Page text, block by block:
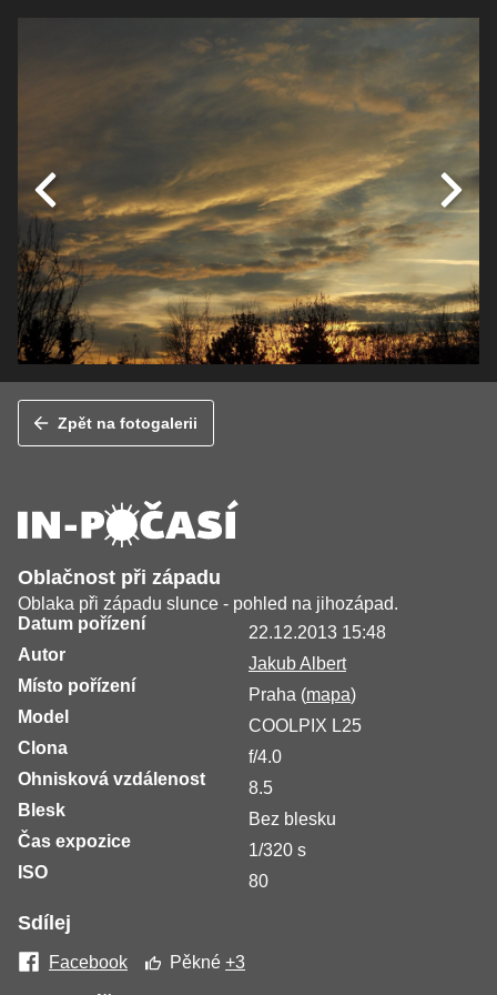
Zpět na fotogalerii
Oblačnost při západu
Oblaka při západu slunce - pohled na jihozápad.
Datum pořízení
22.12.2013 15:48
Autor
Jakub Albert
Místo pořízení
Praha (mapa)
Model
COOLPIX L25
Clona
f/4.0
Ohnisková vzdálenost
8.5
Blesk
Bez blesku
Čas expozice
1/320 s
ISO
80
Sdílej
Facebook Pěkné+3